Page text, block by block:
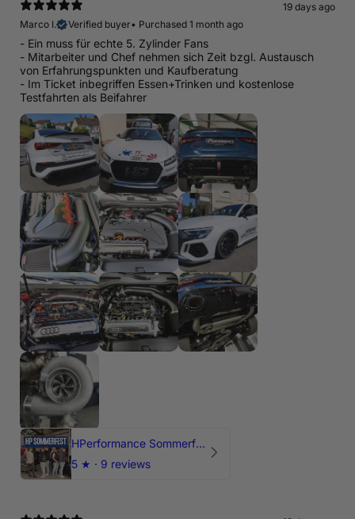
19 days ago
Marco I.
Verified buyer• Purchased 1 month ago
- Ein muss für echte 5. Zylinder Fans
- Mitarbeiter und Chef nehmen sich Zeit bzgl. Austausch
von Erfahrungspunkten und Kaufberatung
- Im Ticket inbegriffen Essen+Trinken und kostenlose
Testfahrten als Beifahrer
HPerformance Sommerfest 2026
5 ★ · 9 reviews